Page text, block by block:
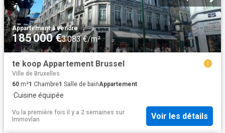
Appartement·à vendre
185 000 €3 083 €/m²
te koop Appartement Brussel
Ville de Bruxelles
60 m²1 Chambre1 Salle de bainAppartement
·Cuisine équipée
Vu la première fois il y a 2 semaines sur
Immovlan
Voir les détails